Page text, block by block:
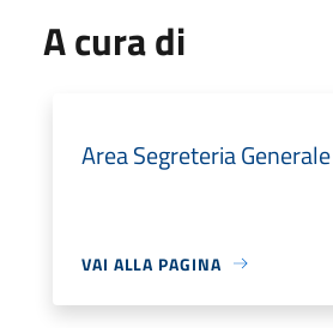
A cura di
Area Segreteria Generale
VAI ALLA PAGINA